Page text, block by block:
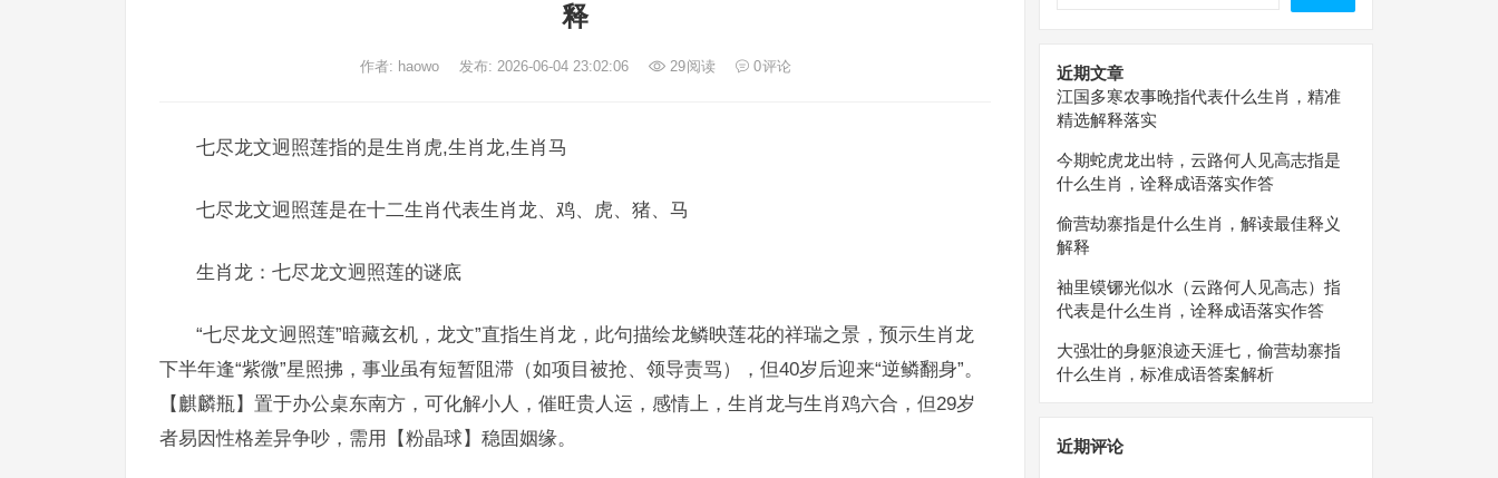
释
作者: haowo 发布: 2026-06-04 23:02:06 29阅读 0评论
七尽龙文迥照莲指的是生肖虎,生肖龙,生肖马
七尽龙文迥照莲是在十二生肖代表生肖龙、鸡、虎、猪、马
生肖龙：七尽龙文迥照莲的谜底
“七尽龙文迥照莲”暗藏玄机，龙文”直指生肖龙，此句描绘龙鳞映莲花的祥瑞之景，预示生肖龙
下半年逢“紫微”星照拂，事业虽有短暂阻滞（如项目被抢、领导责骂），但40岁后迎来“逆鳞翻身”。
【麒麟瓶】置于办公桌东南方，可化解小人，催旺贵人运，感情上，生肖龙与生肖鸡六合，但29岁
者易因性格差异争吵，需用【粉晶球】稳固姻缘。
近期文章
江国多寒农事晚指代表什么生肖，精准
精选解释落实
今期蛇虎龙出特，云路何人见高志指是
什么生肖，诠释成语落实作答
偷营劫寨指是什么生肖，解读最佳释义
解释
袖里镆铘光似水（云路何人见高志）指
代表是什么生肖，诠释成语落实作答
大强壮的身躯浪迹天涯七，偷营劫寨指
什么生肖，标准成语答案解析
近期评论